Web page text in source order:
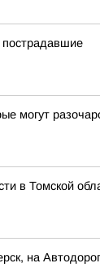
пострадавшие
могут
в Томской
на